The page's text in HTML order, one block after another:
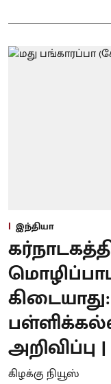
இந்தியா
கிடையாது:
அறிவிப்பு
கிழக்கு நியூஸ்